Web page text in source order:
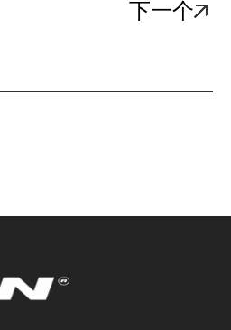
下一个